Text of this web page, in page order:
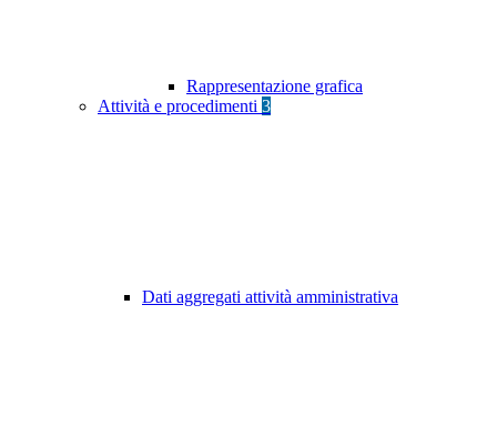
Rappresentazione grafica
Attività e procedimenti 3
Dati aggregati attività amministrativa